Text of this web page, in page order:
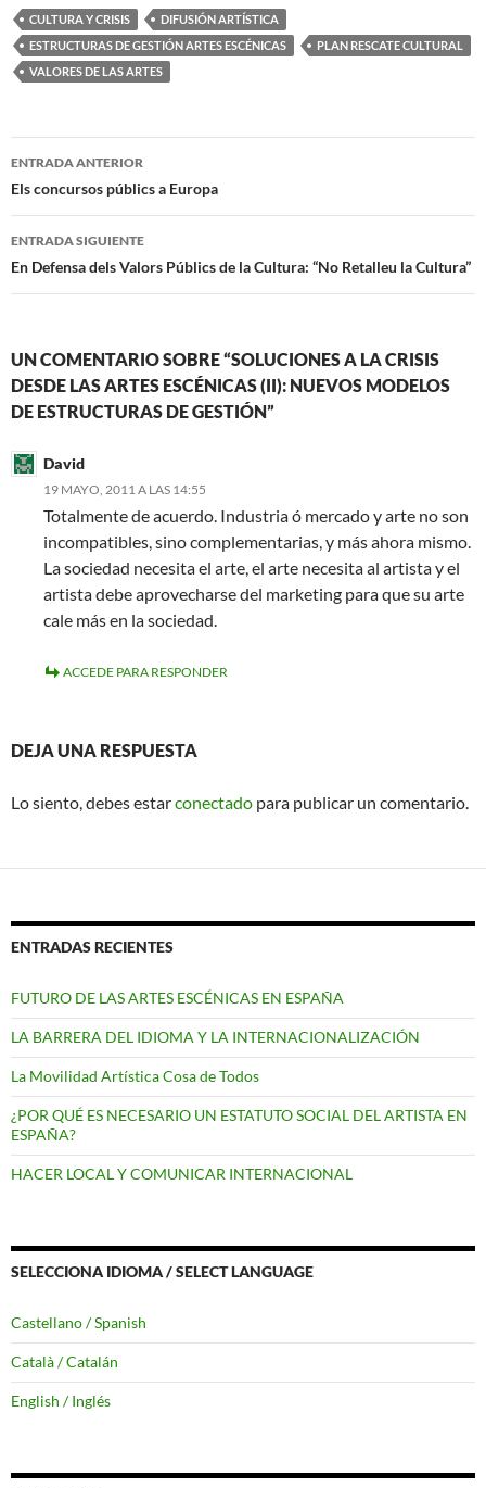
CULTURA Y CRISIS
DIFUSIÓN ARTÍSTICA
ESTRUCTURAS DE GESTIÓN ARTES ESCÉNICAS
PLAN RESCATE CULTURAL
VALORES DE LAS ARTES
Navegación
de
entradas
ENTRADA ANTERIOR
Els concursos públics a Europa
ENTRADA SIGUIENTE
En Defensa dels Valors Públics de la Cultura: “No Retalleu la Cultura”
UN COMENTARIO SOBRE “SOLUCIONES A LA CRISIS
DESDE LAS ARTES ESCÉNICAS (II): NUEVOS MODELOS
DE ESTRUCTURAS DE GESTIÓN”
David
19 MAYO, 2011 A LAS 14:55
Totalmente de acuerdo. Industria ó mercado y arte no son
incompatibles, sino complementarias, y más ahora mismo.
La sociedad necesita el arte, el arte necesita al artista y el
artista debe aprovecharse del marketing para que su arte
cale más en la sociedad.
ACCEDE PARA RESPONDER
DEJA UNA RESPUESTA
Lo siento, debes estarconectado para publicar un comentario.
ENTRADAS RECIENTES
FUTURO DE LAS ARTES ESCÉNICAS EN ESPAÑA
LA BARRERA DEL IDIOMA Y LA INTERNACIONALIZACIÓN
La Movilidad Artística Cosa de Todos
¿POR QUÉ ES NECESARIO UN ESTATUTO SOCIAL DEL ARTISTA EN
ESPAÑA?
HACER LOCAL Y COMUNICAR INTERNACIONAL
SELECCIONA IDIOMA / SELECT LANGUAGE
Castellano / Spanish
Català / Catalán
English / Inglés